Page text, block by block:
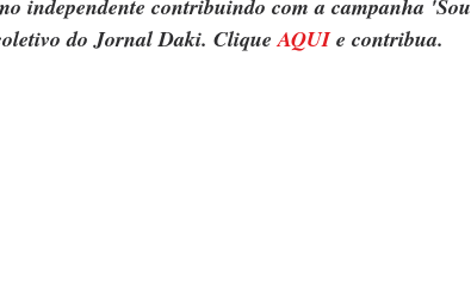
independente contribuindo com a campanha 'Sou
do Jornal Daki. Clique AQUI e contribua.